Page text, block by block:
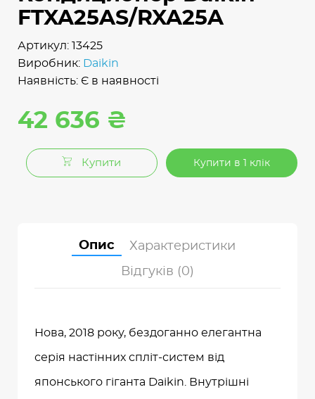
FTXA25AS/RXA25A
Артикул: 13425
Виробник: Daikin
Наявність: Є в наявності
42 636 ₴
Купити Купити в 1 клік
Опис
Характеристики
Відгуків (0)
Нова, 2018 року, бездоганно елегантна
серія настінних спліт-систем від
японського гіганта Daikin. Внутрішні